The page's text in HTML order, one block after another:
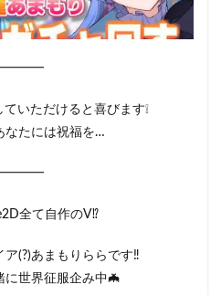
いただけると喜びます❕
なたには祝福を…
全て自作のV⁉
(?)あまもりららです‼️
に世界征服企み中🦇